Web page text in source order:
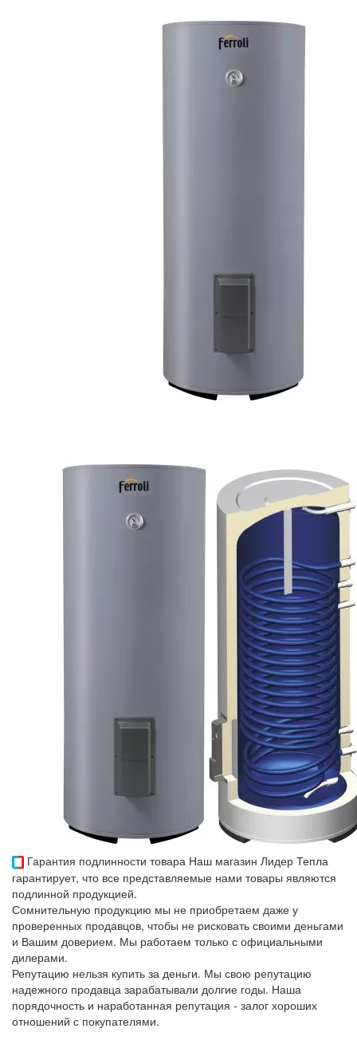
Гарантия подлинности товара Наш магазин Лидер Тепла
гарантирует, что все представляемые нами товары являются
подлинной продукцией.
Сомнительную продукцию мы не приобретаем даже у
проверенных продавцов, чтобы не рисковать своими деньгами
и Вашим доверием. Мы работаем только с официальными
дилерами.
Репутацию нельзя купить за деньги. Мы свою репутацию
надежного продавца зарабатывали долгие годы. Наша
порядочность и наработанная репутация - залог хороших
отношений с покупателями.